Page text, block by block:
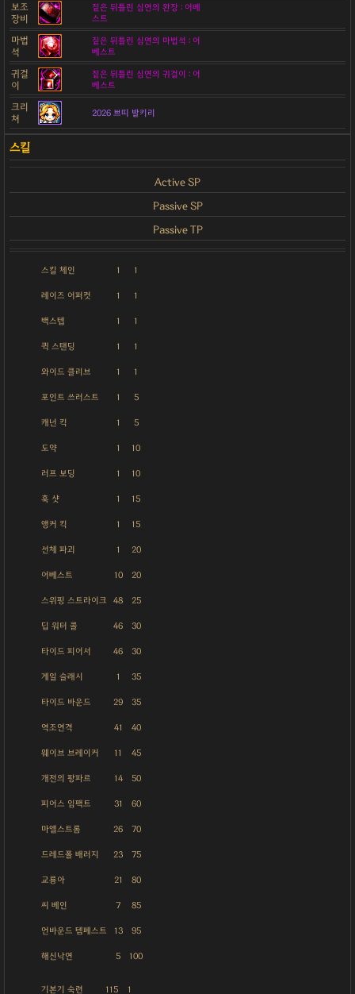
보조
장비
짙은 뒤틀린 심연의 완장 : 어베
스트
마법
석
짙은 뒤틀린 심연의 마법석 : 어
베스트
귀걸
이
짙은 뒤틀린 심연의 귀걸이 : 어
베스트
크리
쳐
2026 쁘띠 발키리
Active SP
Passive SP
Passive TP
스킬 체인 1 1
레이즈 어퍼컷 1 1
백스텝 1 1
퀵 스탠딩 1 1
와이드 클리브 1 1
포인트 쓰러스트 1 5
캐넌 킥 1 5
도약 1 10
러프 보딩 1 10
훅 샷 1 15
앵커 킥 1 15
선체 파괴 1 20
어베스트 10 20
스위핑 스트라이크 48 25
딥 워터 콜 46 30
타이드 피어서 46 30
게일 슬래시 1 35
타이드 바운드 29 35
역조연격 41 40
웨이브 브레이커 11 45
개전의 팡파르 14 50
피어스 임팩트 31 60
마엘스트롬 26 70
드레드폴 배러지 23 75
교룡아 21 80
씨 베인 7 85
언바운드 템페스트 13 95
해신낙연 5 100
기본기 숙련 115 1